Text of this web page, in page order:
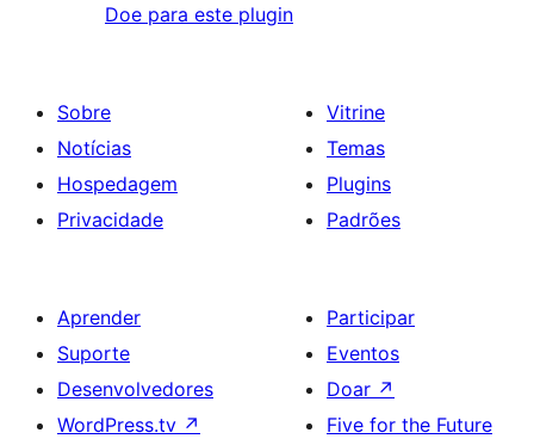
Doe para este plugin
Sobre
Notícias
Hospedagem
Privacidade
Vitrine
Temas
Plugins
Padrões
Aprender
Suporte
Desenvolvedores
WordPress.tv ↗
Participar
Eventos
Doar ↗
Five for the Future